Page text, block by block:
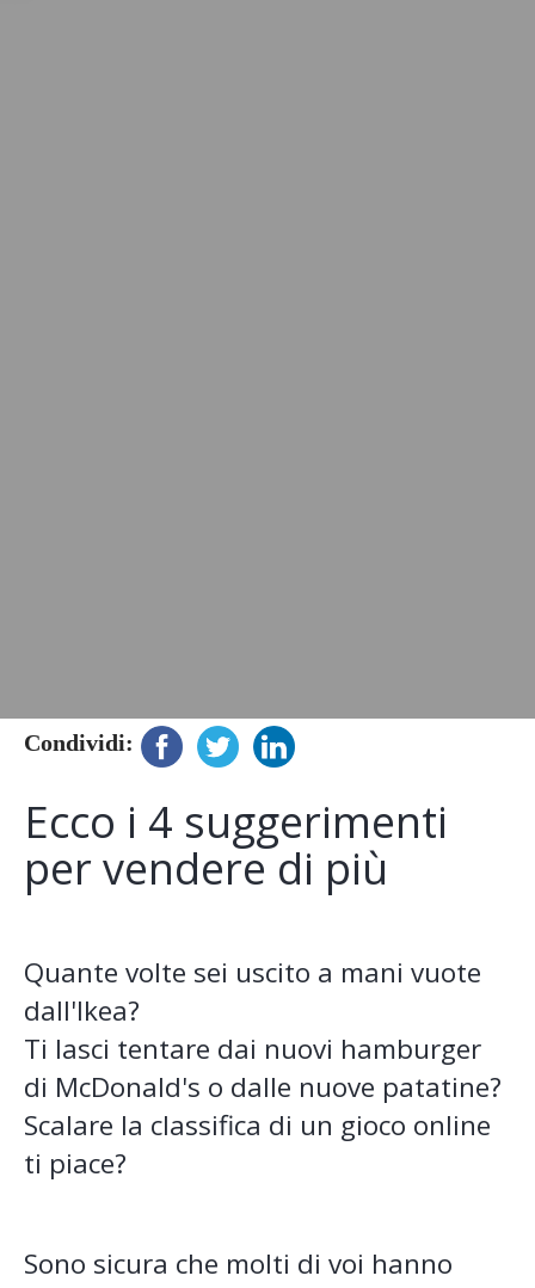
Condividi:
Ecco i 4 suggerimenti
per vendere di più
Quante volte sei uscito a mani vuote
dall'Ikea?
Ti lasci tentare dai nuovi hamburger
di McDonald's o dalle nuove patatine?
Scalare la classifica di un gioco online
ti piace?
Sono sicura che molti di voi hanno